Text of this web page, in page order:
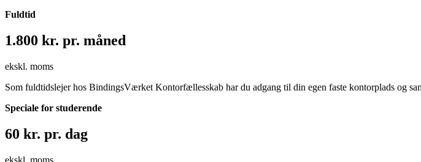
Fuldtid
1.800 kr. pr. måned
ekskl. moms
Som fuldtidslejer hos BindingsVærket Kontorfællesskab har du adgang til din egen faste kontorplads og
Speciale for studerende
60 kr. pr. dag
ekskl. moms